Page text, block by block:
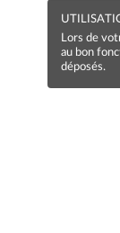
Lors de
au bon
déposés.